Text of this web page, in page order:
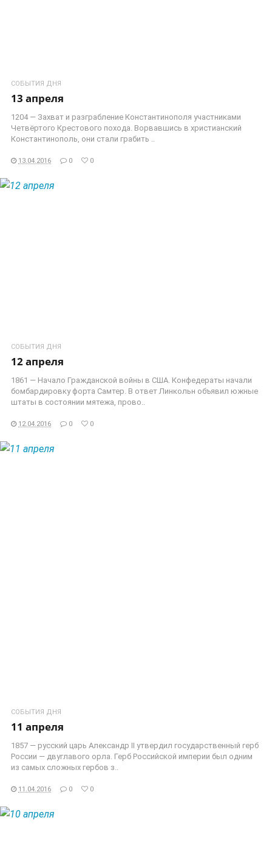
СОБЫТИЯ ДНЯ
13 апреля
1204 — Захват и разграбление Константинополя участниками
Четвёртого Крестового похода. Ворвавшись в христианский
Константинополь, они стали грабить ..
13.04.2016 0 0
СОБЫТИЯ ДНЯ
12 апреля
1861 — Начало Гражданской войны в США. Конфедераты начали
бомбардировку форта Самтер. В ответ Линкольн объявил южные
штаты в состоянии мятежа, прово..
12.04.2016 0 0
СОБЫТИЯ ДНЯ
11 апреля
1857 — русский царь Александр II утвердил государственный герб
России — двуглавого орла. Герб Российской империи был одним
из самых сложных гербов з..
11.04.2016 0 0